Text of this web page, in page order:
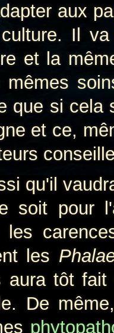
aux
Il
et la
mêmes
que si
et ce,
vaudra
soit pour
les
les
aura tôt
De